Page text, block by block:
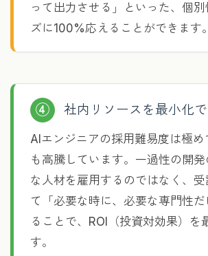
って出力させる」といった、個
ズに100%応えることができます。
④ 社内リソースを最小化
AIエンジニアの採用難易度は極
も高騰しています。一過性の開
な人材を雇用するのではなく、受
て「必要な時に、必要な専門性
ることで、ROI（投資対効果）を
す。